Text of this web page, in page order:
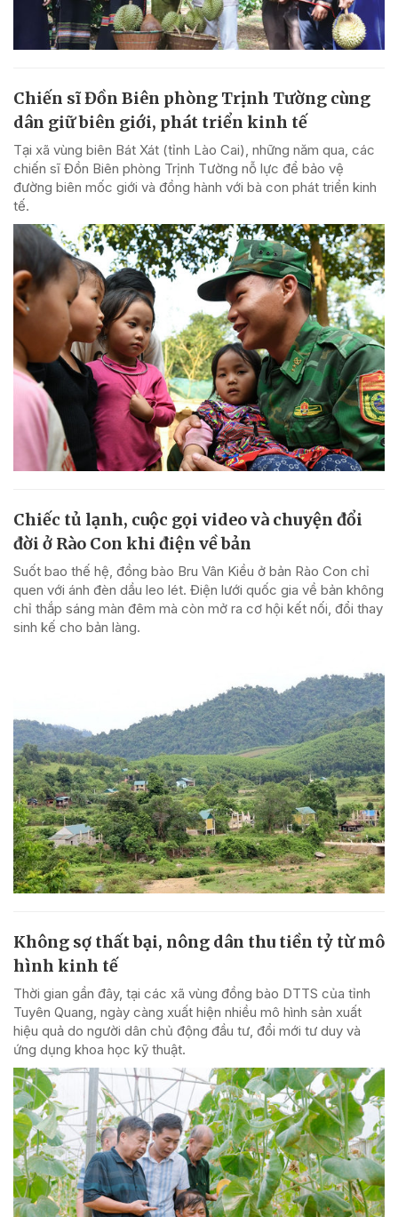
Chiến sĩ Đồn Biên phòng Trịnh Tường cùng
dân giữ biên giới, phát triển kinh tế
Tại xã vùng biên Bát Xát (tỉnh Lào Cai), những năm qua, các
chiến sĩ Đồn Biên phòng Trịnh Tường nỗ lực để bảo vệ
đường biên mốc giới và đồng hành với bà con phát triển kinh
tế.
Chiếc tủ lạnh, cuộc gọi video và chuyện đổi
đời ở Rào Con khi điện về bản
Suốt bao thế hệ, đồng bào Bru Vân Kiều ở bản Rào Con chỉ
quen với ánh đèn dầu leo lét. Điện lưới quốc gia về bản không
chỉ thắp sáng màn đêm mà còn mở ra cơ hội kết nối, đổi thay
sinh kế cho bản làng.
Không sợ thất bại, nông dân thu tiền tỷ từ mô
hình kinh tế
Thời gian gần đây, tại các xã vùng đồng bào DTTS của tỉnh
Tuyên Quang, ngày càng xuất hiện nhiều mô hình sản xuất
hiệu quả do người dân chủ động đầu tư, đổi mới tư duy và
ứng dụng khoa học kỹ thuật.